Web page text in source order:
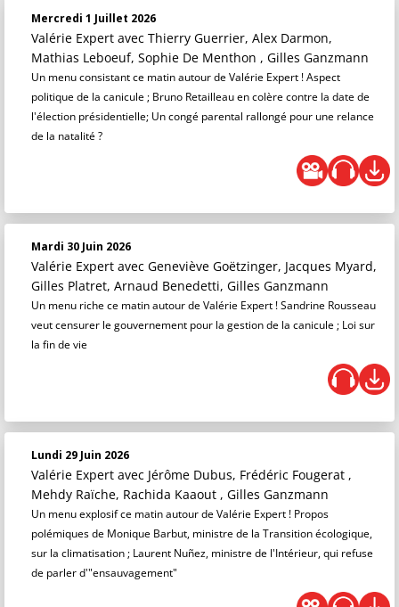
Mercredi 1 Juillet 2026
Valérie Expert avec Thierry Guerrier, Alex Darmon,
Mathias Leboeuf, Sophie De Menthon , Gilles Ganzmann
Un menu consistant ce matin autour de Valérie Expert ! Aspect
politique de la canicule ; Bruno Retailleau en colère contre la date de
l'élection présidentielle; Un congé parental rallongé pour une relance
de la natalité ?
Mardi 30 Juin 2026
Valérie Expert avec Geneviève Goëtzinger, Jacques Myard,
Gilles Platret, Arnaud Benedetti, Gilles Ganzmann
Un menu riche ce matin autour de Valérie Expert ! Sandrine Rousseau
veut censurer le gouvernement pour la gestion de la canicule ; Loi sur
la fin de vie
Lundi 29 Juin 2026
Valérie Expert avec Jérôme Dubus, Frédéric Fougerat ,
Mehdy Raïche, Rachida Kaaout , Gilles Ganzmann
Un menu explosif ce matin autour de Valérie Expert ! Propos
polémiques de Monique Barbut, ministre de la Transition écologique,
sur la climatisation ; Laurent Nuñez, ministre de l'Intérieur, qui refuse
de parler d'"ensauvagement"